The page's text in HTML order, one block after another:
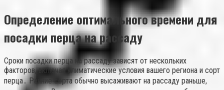
Определение оптимального времени для
посадки перца на рассаду
Сроки посадки перца на рассаду зависят от нескольких
факторов, включая климатические условия вашего региона и сорт
перца․ Ранние сорта обычно высаживают на рассаду раньше,